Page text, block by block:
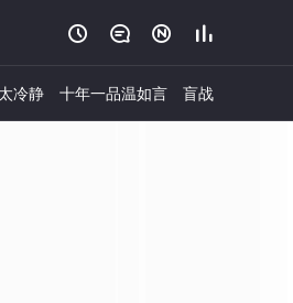
   
冷静 十年一品温如言 盲战